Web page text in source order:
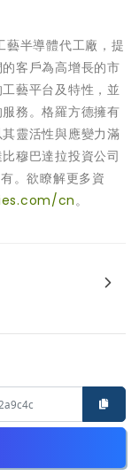
半導體代工廠，提
客戶為高增長的市
藝平台及特性，並
務。格羅方德擁有
靈活性與應變力滿
穆巴達拉投資公司
欲瞭解更多資
cn。